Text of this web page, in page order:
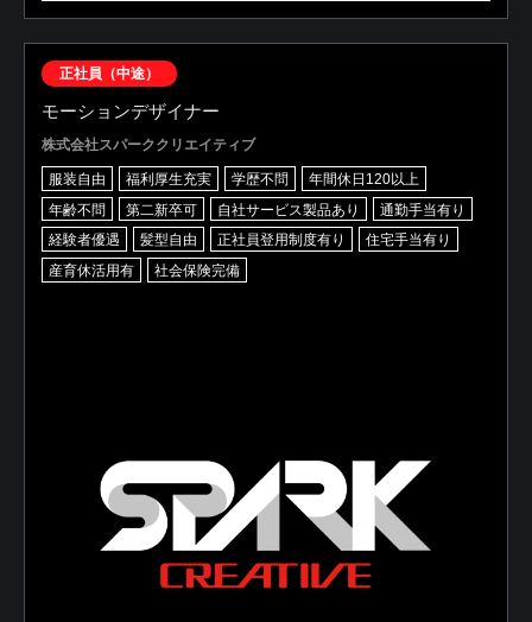
正社員（中途）
モーションデザイナー
株式会社スパーククリエイティブ
服装自由 福利厚生充実 学歴不問
年間休日120以上
年齢不問
第二新卒可 自社サービス製品あり
通勤手当有り
経験者優遇
髪型自由 正社員登用制度有り
住宅手当有り
産育休活用有
社会保険完備